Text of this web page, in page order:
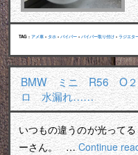
TAG : アメ車 • タホ • バイパー • バイパー取り付け • ラジエタ
BMW ミニ R56 O
ロ 水漏れ……
いつもの違うのが光って
ーさん。 …Continue